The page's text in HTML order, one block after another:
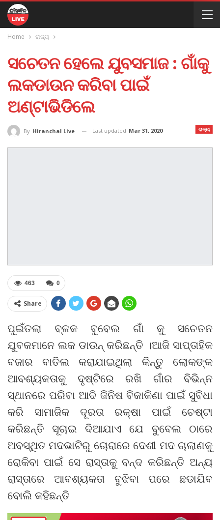
Home ରାଜ୍ୟ
ସଚେତନ ହେଲେ ଯୁବସମାଜ : ଗାଁକୁ
ଲକଡାଉନ କରିବା ପାଇଁ
ଅଣ୍ଟାଭିଡିଲେ
ରାଜ୍ୟ
By Hiranchal Live Last updated Mar 31, 2020
0
463
Share
ପୁଇଁତଲା ବ୍ଳକ ବୁବେଲ ଗାଁ କୁ ସଚେତନ
ଯୁବକମାନେ ଲକ ଡାଉନ୍ କରିଛନ୍ତି ।ଆଜି ସାପ୍ତାହିକ
ବଜାର ବାତିଲ କରାଯାଇଥିଲା କିନ୍ତୁ ଲୋକଙ୍କ
ଆବଶ୍ୟକତାକୁ ଦୃଷ୍ଟିରେ ରଖି ଗାଁର ବିଭିନ୍ନ
ସ୍ଥାନରେ ପରିବା ଆଦି ଜିନିଷ ବିକାକିଣା ପାଇଁ ସୁବିଧା
କରି ସାମାଜିକ ଦୂରତା ରକ୍ଷା ପାଇଁ ଚେଷ୍ଟା
କରିଛନ୍ତି ସୂଚାଇ ଦିଆଯାଏ ଯେ ବୁବେଲ ଠାରେ
ଅବସ୍ଥିତ ମଦଭାଟିରୁ ଚୋରାରେ ଦେଶୀ ମଦ ଚାଲାଣକୁ
ରୋକିବା ପାଇଁ ସେ ରାସ୍ତାକୁ ବନ୍ଦ କରିଛନ୍ତି ଅନ୍ୟ
ରାସ୍ତାରେ ଆବଶ୍ୟକତା ବୁଝିବା ପରେ ଛଡାଯିବ
ବୋଲି କହିଛନ୍ତି